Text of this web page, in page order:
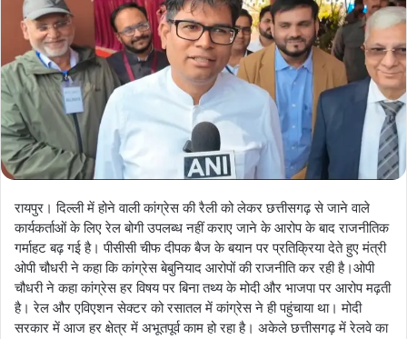
रायपुर। दिल्ली में होने वाली कांग्रेस की रैली को लेकर छत्तीसगढ़ से जाने वाले
कार्यकर्ताओं के लिए रेल बोगी उपलब्ध नहीं कराए जाने के आरोप के बाद राजनीतिक
गर्माहट बढ़ गई है। पीसीसी चीफ दीपक बैज के बयान पर प्रतिक्रिया देते हुए मंत्री
ओपी चौधरी ने कहा कि कांग्रेस बेबुनियाद आरोपों की राजनीति कर रही है।ओपी
चौधरी ने कहा कांग्रेस हर विषय पर बिना तथ्य के मोदी और भाजपा पर आरोप मढ़ती
है। रेल और एविएशन सेक्टर को रसातल में कांग्रेस ने ही पहुंचाया था। मोदी
सरकार में आज हर क्षेत्र में अभूतपूर्व काम हो रहा है। अकेले छत्तीसगढ़ में रेलवे का